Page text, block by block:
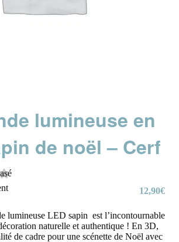
lumineuse en
de noël – Cerf
12,90€
lumineuse LED sapin est l’incontournable
naturelle et authentique ! En 3D,
de cadre pour une scénette de Noël avec